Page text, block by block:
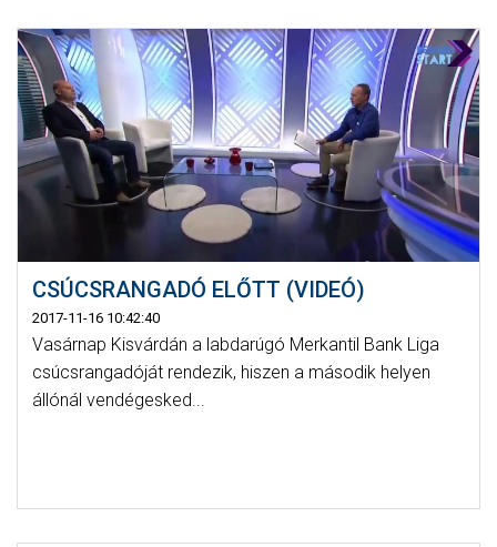
KLUB
GALÉRIA
SZURKOLÓI ÉLMÉNYEK
AKKREDITÁCIÓ
CSÚCSRANGADÓ ELŐTT (VIDEÓ)
2017-11-16 10:42:40
Vasárnap Kisvárdán a labdarúgó Merkantil Bank Liga
csúcsrangadóját rendezik, hiszen a második helyen
állónál vendégesked...